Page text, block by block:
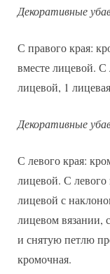
Декоративные
С правого края:
вместе лицевой. С
лицевой, 1
Декоративные
С левого края:
лицевой. С левого
лицевой с
лицевом вязании,
и снятую петлю
кромочная.